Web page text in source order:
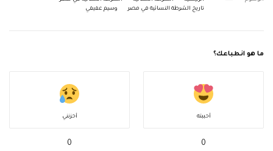
تاريخ الشرطة النسائية في مصر
وسيم عفيفي
ما هو انطباعك؟
أحببته
0
أحزنني
0